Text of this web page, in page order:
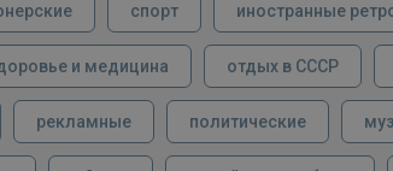
спорт иностранные
и медицина отдых в СССР
рекламные политические